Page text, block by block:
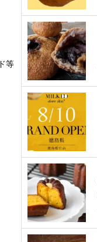
等